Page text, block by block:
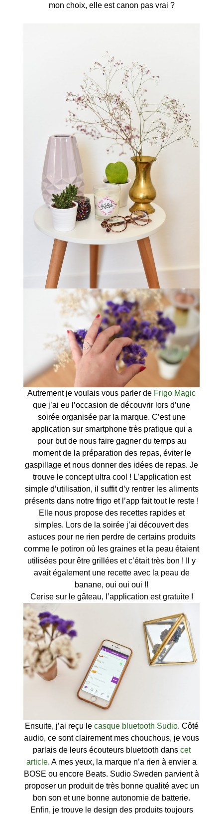
mon choix, elle est canon pas vrai ?
Autrement je voulais vous parler de Frigo Magic
que j’ai eu l’occasion de découvrir lors d’une
soirée organisée par la marque. C’est une
application sur smartphone très pratique qui a
pour but de nous faire gagner du temps au
moment de la préparation des repas, éviter le
gaspillage et nous donner des idées de repas. Je
trouve le concept ultra cool ! L’application est
simple d’utilisation, il suffit d’y rentrer les aliments
présents dans notre frigo et l’app fait tout le reste !
Elle nous propose des recettes rapides et
simples. Lors de la soirée j’ai découvert des
astuces pour ne rien perdre de certains produits
comme le potiron où les graines et la peau étaient
utilisées pour être grillées et c’était très bon ! Il y
avait également une recette avec la peau de
banane, oui oui oui !!
Cerise sur le gâteau, l’application est gratuite !
Ensuite, j’ai reçu le casque bluetooth Sudio. Côté
audio, ce sont clairement mes chouchous, je vous
parlais de leurs écouteurs bluetooth dans cet
article. A mes yeux, la marque n’a rien à envier a
BOSE ou encore Beats. Sudio Sweden parvient à
proposer un produit de très bonne qualité avec un
bon son et une bonne autonomie de batterie.
Enfin, je trouve le design des produits toujours